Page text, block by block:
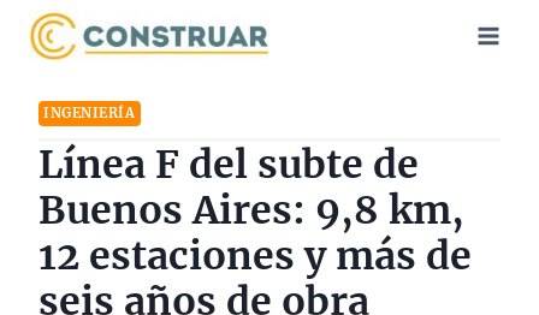
Saltar
INGENIERÍA
Línea F del subte de
Buenos Aires: 9,8 km,
12 estaciones y más de
seis años de obra